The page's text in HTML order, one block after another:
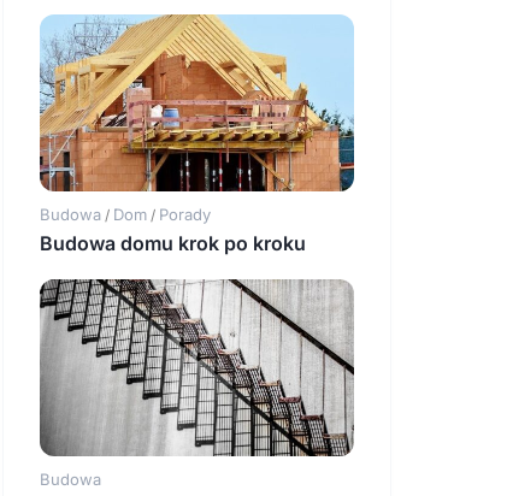
Budowa / Dom / Porady
Budowa domu krok po kroku
Budowa